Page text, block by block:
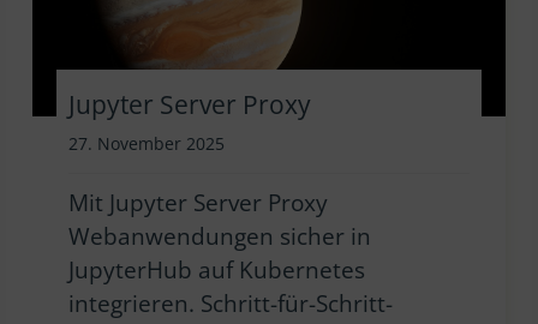
Jupyter Server Proxy
27. November 2025
Mit Jupyter Server Proxy
Webanwendungen sicher in
JupyterHub auf Kubernetes
integrieren. Schritt-für-Schritt-